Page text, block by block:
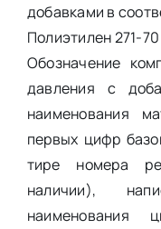
добавками в
Полиэтилен 271-
Обозначение
давления с
наименования
первых цифр
тире номера
наличии),
наименования